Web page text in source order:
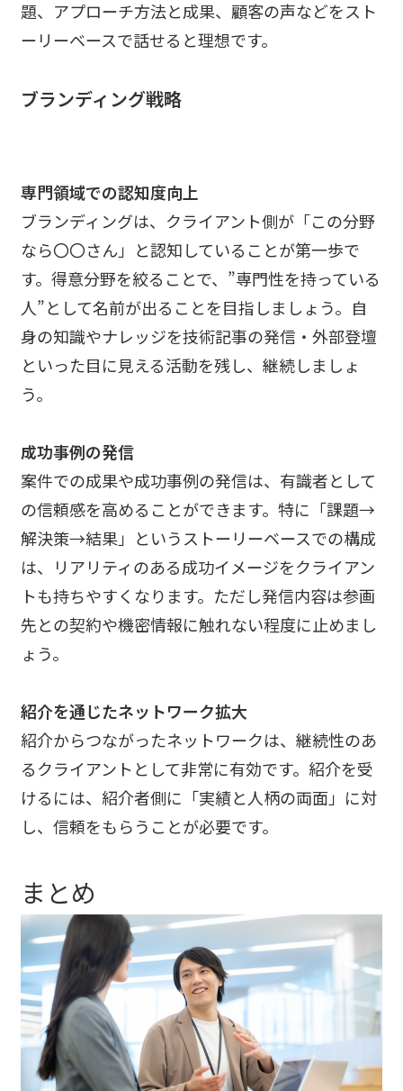
題、アプローチ方法と成果、顧客の声などをスト
ーリーベースで話せると理想です。
ブランディング戦略
専門領域での認知度向上
ブランディングは、クライアント側が「この分野
なら〇〇さん」と認知していることが第一歩で
す。得意分野を絞ることで、”専門性を持っている
人”として名前が出ることを目指しましょう。自
身の知識やナレッジを技術記事の発信・外部登壇
といった目に見える活動を残し、継続しましょ
う。
成功事例の発信
案件での成果や成功事例の発信は、有識者として
の信頼感を高めることができます。特に「課題→
解決策→結果」というストーリーベースでの構成
は、リアリティのある成功イメージをクライアン
トも持ちやすくなります。ただし発信内容は参画
先との契約や機密情報に触れない程度に止めまし
ょう。
紹介を通じたネットワーク拡大
紹介からつながったネットワークは、継続性のあ
るクライアントとして非常に有効です。紹介を受
けるには、紹介者側に「実績と人柄の両面」に対
し、信頼をもらうことが必要です。
まとめ